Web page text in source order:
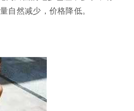
自然减少，价格降低。